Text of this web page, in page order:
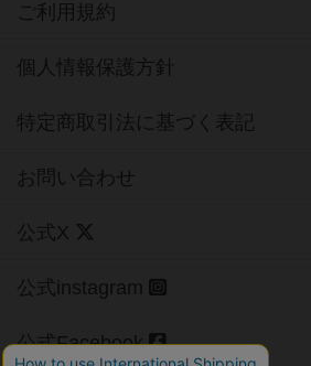
ご利用規約
個人情報保護方針
特定商取引法に基づく表記
お問い合わせ
公式X
公式instagram
公式Facebook